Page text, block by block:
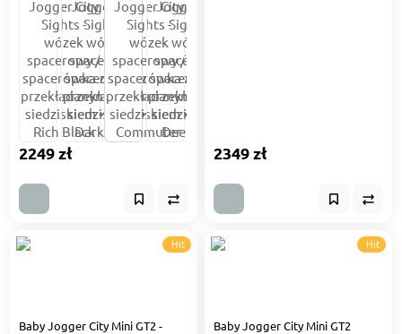
2249 zł 2349 zł
Hit
Baby Jogger City Mini GT2 -
Hit
Baby Jogger City Mini GT2